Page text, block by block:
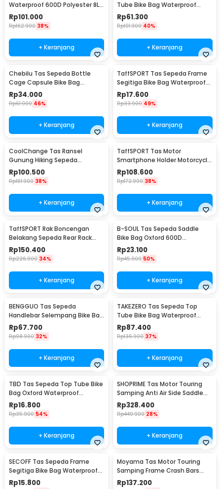
Waterproof 600D Polyester 8L -
14024
Rp101.000
Rp162.900 38%
+ Keranjang
Tube Bike Bag Waterproof
Holder HP 6 Inch - ROS12
Rp61.300
Rp101.900 40%
+ Keranjang
Chebilu Tas Sepeda Bottle
Cage Capsule Bike Bag
Waterproof Hard Shell
Rp34.000
Rp61.900 46%
+ Keranjang
TaffSPORT Tas Sepeda Frame
Segitiga Bike Bag Waterproof
Nylon - YA187
Rp17.600
Rp33.900 49%
+ Keranjang
CoolChange Tas Ransel
Gunung Hiking Sepeda
Waterproof 10L - GC10
Rp100.500
Rp161.900 38%
+ Keranjang
TaffSPORT Tas Motor
Smartphone Holder Motorcycle
Fuel Bag - SA212
Rp108.600
Rp172.900 38%
+ Keranjang
TaffSPORT Rak Boncengan
Belakang Sepeda Rear Rack
Quick Mount - K10
Rp150.400
Rp226.900 34%
+ Keranjang
B-SOUL Tas Sepeda Saddle
Bike Bag Oxford 600D
Waterproof Reflektif
Rp23.100
Rp45.900 50%
+ Keranjang
BENGGUO Tas Sepeda
Handlebar Selempang Bike Bag
Waterproof Multifungsi - P200
Rp67.700
Rp98.900 32%
+ Keranjang
TAKEZERO Tas Sepeda Top
Tube Bike Bag Waterproof
Holder HP 6.8 Inch - TZ47
Rp87.400
Rp136.900 37%
+ Keranjang
TBD Tas Sepeda Top Tube Bike
Bag Oxford Waterproof
Kapasitas Besar - TB01
Rp16.800
Rp35.900 54%
+ Keranjang
SHOPRIME Tas Motor Touring
Samping Anti Air Side Saddle
Bag - SH58L
Rp328.400
Rp449.900 28%
+ Keranjang
SECOFF Tas Sepeda Frame
Segitiga Bike Bag Waterproof
Kapasitas Besar - SF20
Rp15.800
Moyama Tas Motor Touring
Samping Frame Crash Bars
Waterproof Bag 8L - INU27
Rp137.200